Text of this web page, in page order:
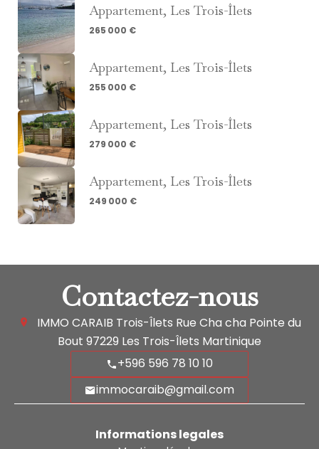
Appartement, Les Trois-Îlets
265 000 €
Appartement, Les Trois-Îlets
255 000 €
Appartement, Les Trois-Îlets
279 000 €
Appartement, Les Trois-Îlets
249 000 €
Contactez-nous
IMMO CARAIB Trois-Îlets Rue Cha cha Pointe du
Bout 97229 Les Trois-Îlets Martinique
+596 596 78 10 10
immocaraib@gmail.com
Informations legales